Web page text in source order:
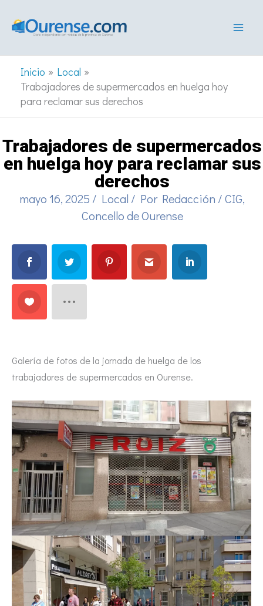
Inicio
Local
Trabajadores de supermercados en huelga hoy
para reclamar sus derechos
Trabajadores de supermercados
en huelga hoy para reclamar sus
derechos
mayo 16, 2025 / Local / Por Redacción /CIG,
Concello de Ourense
Galería de fotos de la jornada de huelga de los
trabajadores de supermercados en Ourense.